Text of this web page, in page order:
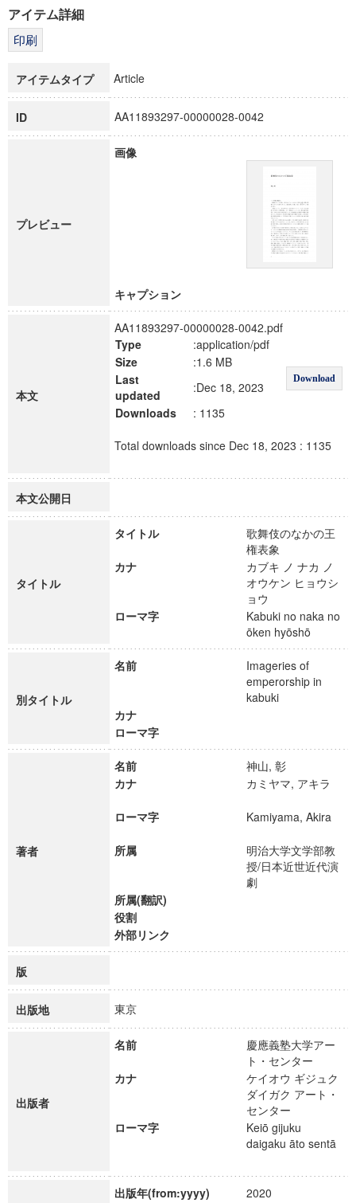
科学研究費補助金研究成果報告書
博士課程教育リーディングプログラム「超成熟社会発展のサ
アイテム詳細
アイテムタイプ Article
ID AA11893297-00000028-0042
プレビュー
画像
キャプション
本文
AA11893297-00000028-0042.pdf
Type
:application/pdf
Download
Size
:1.6 MB
Last
updated
:Dec 18, 2023
Downloads
: 1135
Total downloads since Dec 18, 2023 : 1135
本文公開日
タイトル
タイトル
歌舞伎のなかの王
権表象
カナ
カブキ ノ ナカ ノ
オウケン ヒョウシ
ョウ
ローマ字
Kabuki no naka no
ōken hyōshō
別タイトル
名前
Imageries of
emperorship in
kabuki
カナ
ローマ字
著者
名前
神山, 彰
カナ
カミヤマ, アキラ
ローマ字 Kamiyama, Akira
所属
明治大学文学部教
授/日本近世近代演
劇
所属(翻訳)
役割
外部リンク
版
出版地 東京
出版者
名前
慶應義塾大学アー
ト・センター
カナ
ケイオウ ギジュク
ダイガク アート・
センター
ローマ字
Keiō gijuku
daigaku āto sentā
出版年(from:yyyy)
2020